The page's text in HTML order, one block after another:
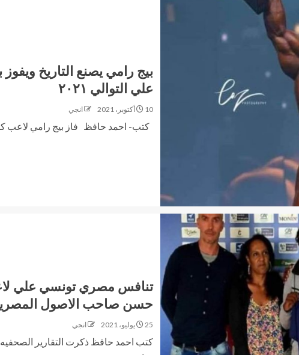
بيج رامي يصنع التاريخ ويفوز
علي التوالي ٢٠٢١
10 أكتوبر، 2021 انجي
كتب- احمد حافظ فاز بيج رامي لاعب
تنافس مصري تونسي علي
حسن صاحب الاصول
25 يوليو، 2021 انجي
كتب احمد حافظ ذكرت التقارير الصحفيه